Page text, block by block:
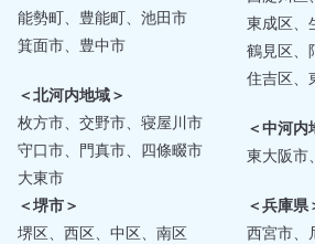
能勢町、豊能町、池田市
箕面市、豊中市
＜北河内地域＞
枚方市、交野市、寝屋川市
守口市、門真市、四條畷市
大東市
東成区、
鶴見区、
住吉区、
＜中河内
東大阪市
＜堺市＞
堺区、西区、中区、南区
＜兵庫県
西宮市、